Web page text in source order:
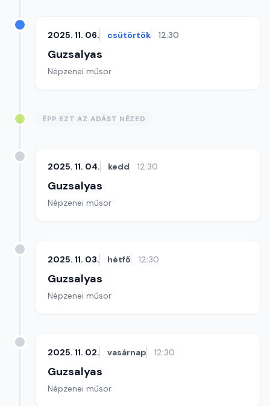
2025. 11. 06. csütörtök 12:30
Guzsalyas
Népzenei műsor
ÉPP EZT AZ ADÁST NÉZED
2025. 11. 04. kedd 12:30
Guzsalyas
Népzenei műsor
2025. 11. 03. hétfő 12:30
Guzsalyas
Népzenei műsor
2025. 11. 02. vasárnap 12:30
Guzsalyas
Népzenei műsor